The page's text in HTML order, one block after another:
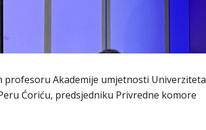
profesoru Akademije umjetnosti Univerziteta
Ćoriću, predsjedniku Privredne komore